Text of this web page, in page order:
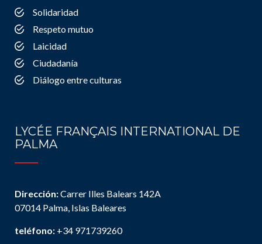
Solidaridad
Respeto mutuo
Laicidad
Ciudadanía
Diálogo entre culturas
LYCÉE FRANÇAIS INTERNATIONAL DE
PALMA
Dirección:Carrer Illes Balears 142A
07014 Palma, Islas Baleares
teléfono: +34 971739260